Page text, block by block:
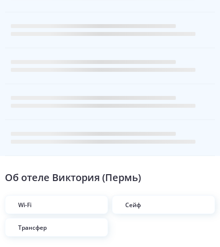
Об отеле Виктория (Пермь)
Wi-Fi Сейф
Трансфер